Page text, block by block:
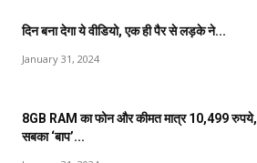
दिन बना देगा ये वीडियो, एक ही पैर से लड़के ने...
January 31, 2024
8GB RAM का फोन और कीमत मात्र 10,499 रुपये,
सबका ‘बाप’...